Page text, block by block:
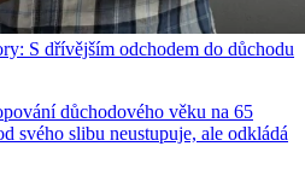
S dřívějším odchodem do důchodu
důchodového věku na 65
svého slibu neustupuje, ale odkládá